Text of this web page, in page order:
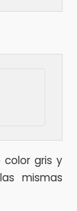
color gris y
mismas